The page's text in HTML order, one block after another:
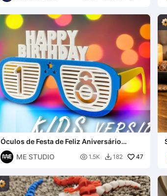
Óculos de Festa de Feliz Aniversário
(Versão Infantil)
ME STUDIO
 1.5K  182 47